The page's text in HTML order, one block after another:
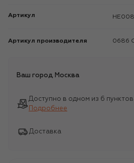
Артикул
Артикул производителя 0686
Ваш город Москва
Доступно в одном из 6
Подробнее
Доставка